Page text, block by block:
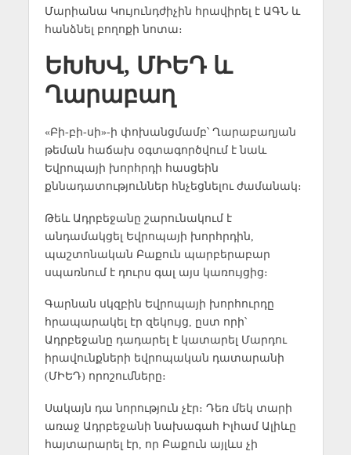
Մարիանա Կույունդժիչին հրավիրել է ԱԳՆ և
հանձնել բողոքի նոտա։
ԵԽԽՎ, ՄԻԵԴ և
Ղարաբաղ
«Բի-բի-սի»-ի փոխանցմամբ՝ Ղարաբաղյան
թեման հաճախ օգտագործվում է նաև
Եվրոպայի խորհրդի հասցեին
քննադատություններ հնչեցնելու ժամանակ։
Թեև Ադրբեջանը շարունակում է
անդամակցել Եվրոպայի խորհրդին,
պաշտոնական Բաքուն պարբերաբար
սպառնում է դուրս գալ այս կառույցից։
Գարնան սկզբին Եվրոպայի խորհուրդը
հրապարակել էր զեկույց, ըստ որի՝
Ադրբեջանը դադարել է կատարել Մարդու
իրավունքների եվրոպական դատարանի
(ՄԻԵԴ) որոշումները։
Սակայն դա նորություն չէր։ Դեռ մեկ տարի
առաջ Ադրբեջանի նախագահ Իլհամ Ալիևը
հայտարարել էր, որ Բաքուն այլևս չի